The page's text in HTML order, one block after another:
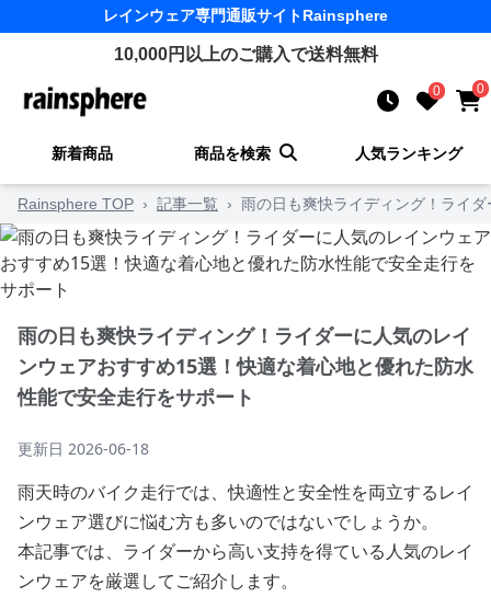
レインウェア専門通販サイトRainsphere
10,000円以上のご購入で送料無料
0 0
新着商品 商品を検索 人気ランキング
Rainsphere TOP › 記事一覧 › 雨の日も爽快ライディング！ライ
雨の日も爽快ライディング！ライダーに人気のレイ
ンウェアおすすめ15選！快適な着心地と優れた防水
性能で安全走行をサポート
更新日 2026-06-18
雨天時のバイク走行では、快適性と安全性を両立するレイ
ンウェア選びに悩む方も多いのではないでしょうか。
本記事では、ライダーから高い支持を得ている人気のレイ
ンウェアを厳選してご紹介します。